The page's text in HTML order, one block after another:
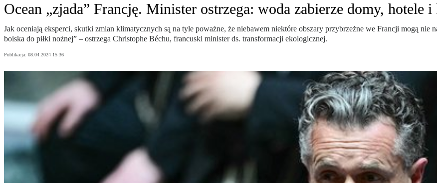
Ocean „zjada” Francję. Minister ostrzega: woda zabierze domy, hotele
Jak oceniają eksperci, skutki zmian klimatycznych są na tyle poważne, że niebawem niektóre obszary przybrzeżne we Francji mogą nie
boiska do piłki nożnej” – ostrzega Christophe Béchu, francuski minister ds. transformacji ekologicznej.
Publikacja: 08.04.2024 15:36